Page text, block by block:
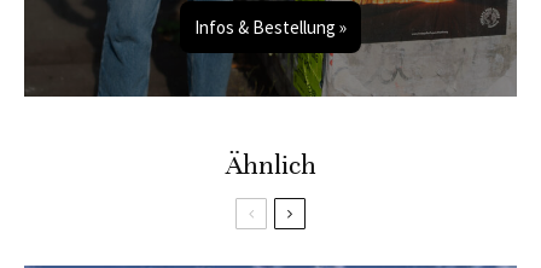
Infos & Bestellung »
Ähnlich